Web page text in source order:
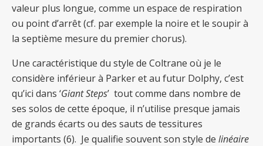
valeur plus longue, comme un espace de respiration
ou point d’arrêt (cf. par exemple la noire et le soupir à
la septième mesure du premierchorus).
Une caractéristique du style de Coltrane où je le
considère inférieur à Parker et au futur Dolphy, c’est
qu’ici dans ‘Giant Steps’ tout comme dans nombre de
ses solos de cette époque, il n’utilise presque jamais
de grands écarts ou des sauts de tessitures
importants (6). Je qualifie souvent son style de linéaire